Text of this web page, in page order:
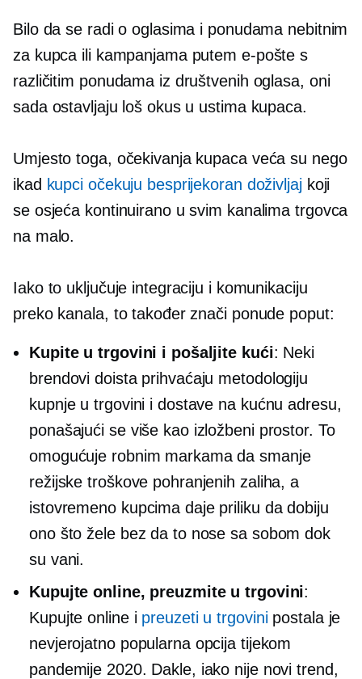
Bilo da se radi o oglasima i ponudama nebitnim
za kupca ili kampanjama putem e-pošte s
različitim ponudama iz društvenih oglasa, oni
sada ostavljaju loš okus u ustima kupaca.
Umjesto toga, očekivanja kupaca veća su nego
ikad kupci očekuju besprijekoran doživljajkoji
se osjeća kontinuirano u svim kanalima trgovca
na malo.
Iako to uključuje integraciju i komunikaciju
preko kanala, to također znači ponude poput:
Kupite u trgovini i pošaljite kući: Neki
brendovi doista prihvaćaju metodologiju
kupnje u trgovini i dostave na kućnu adresu,
ponašajući se više kao izložbeni prostor. To
omogućuje robnim markama da smanje
režijske troškove pohranjenih zaliha, a
istovremeno kupcima daje priliku da dobiju
ono što žele bez da to nose sa sobom dok
su vani.
Kupujte online, preuzmite u trgovini:
Kupujte online i preuzeti u trgovinipostala je
nevjerojatno popularna opcija tijekom
pandemije 2020. Dakle, iako nije novi trend,